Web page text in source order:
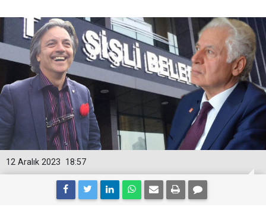
18:57
12 Aralık 2023